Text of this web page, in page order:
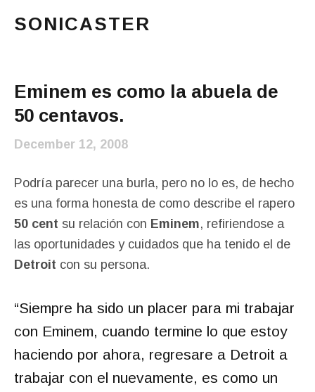
SONICASTER
Eminem es como la abuela de
50 centavos.
December 12, 2008
Podría parecer una burla, pero no lo es, de hecho
es una forma honesta de como describe el rapero
50 cent su relación con Eminem, refiriendose a
las oportunidades y cuidados que ha tenido el de
Detroit con su persona.
“Siempre ha sido un placer para mi trabajar
con Eminem, cuando termine lo que estoy
haciendo por ahora, regresare a Detroit a
trabajar con el nuevamente, es como un